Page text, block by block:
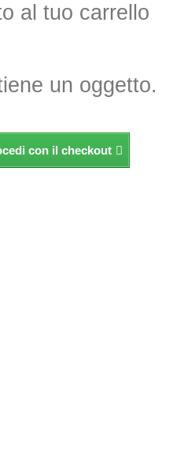
al tuo carrello
un oggetto.
con il checkout